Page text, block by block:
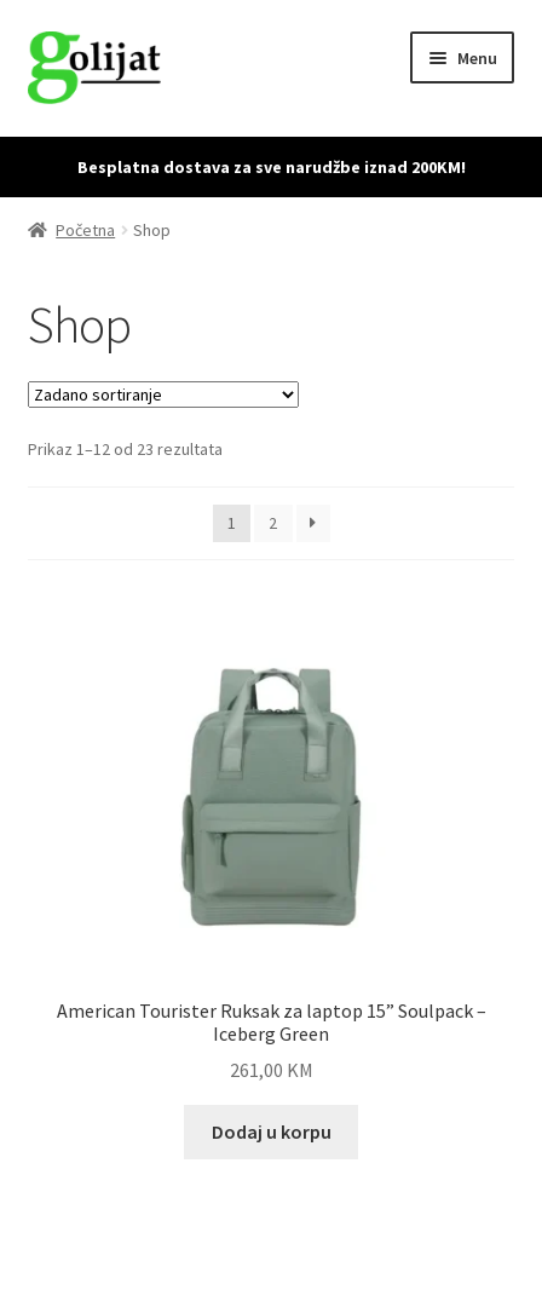
Skip
to
navigation
Skip
to
content
Menu
Početna
Accessories
Checkout
Dostava i povrat proizvoda
My account
Besplatna dostava za sve narudžbe iznad 200KM!
Početna Shop
Shop
Prikaz 1–12 od 23 rezultata
1 2
American Tourister Ruksak za laptop 15” Soulpack –
Iceberg Green
261,00 KM
Dodaj u korpu